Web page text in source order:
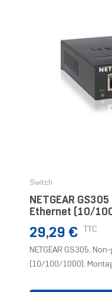
Switch
NETGEAR
Ethernet (10/
Prix
29,29 € TTC
NETGEAR GS305,
(10/100/1000),